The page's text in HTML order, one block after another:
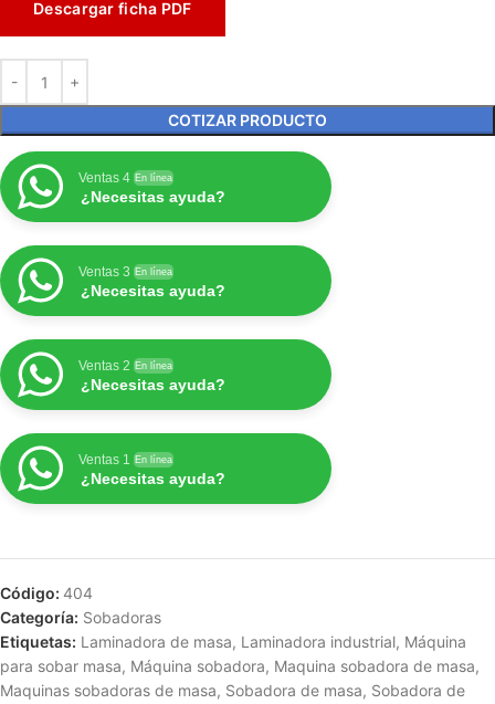
Descargar ficha PDF
COTIZAR PRODUCTO
Ventas 4 En línea
¿Necesitas ayuda?
Ventas 3 En línea
¿Necesitas ayuda?
Ventas 2 En línea
¿Necesitas ayuda?
Ventas 1 En línea
¿Necesitas ayuda?
Código: 404
Categoría: Sobadoras
Etiquetas: Laminadora de masa, Laminadora industrial, Máquina
para sobar masa, Máquina sobadora, Maquina sobadora de masa,
Maquinas sobadoras de masa, Sobadora de masa, Sobadora de